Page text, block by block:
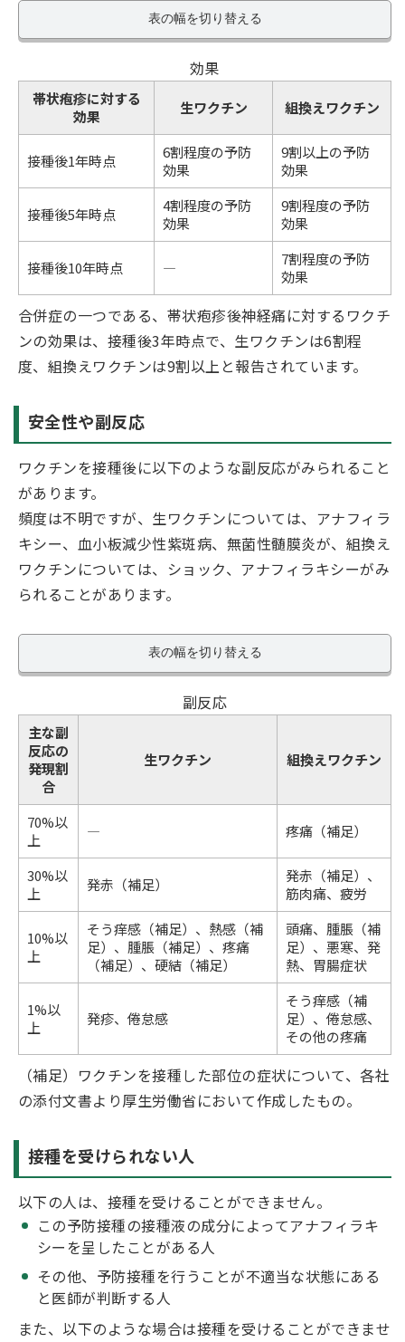
表の幅を切り替える
効果
帯状疱疹に対する
効果
生ワクチン 組換えワクチン
接種後1年時点
6割程度の予防
効果
9割以上の予防
効果
接種後5年時点
4割程度の予防
効果
9割程度の予防
効果
接種後10年時点 ―
7割程度の予防
効果
合併症の一つである、帯状疱疹後神経痛に対するワクチ
ンの効果は、接種後3年時点で、生ワクチンは6割程
度、組換えワクチンは9割以上と報告されています。
安全性や副反応
ワクチンを接種後に以下のような副反応がみられること
があります。
頻度は不明ですが、生ワクチンについては、アナフィラ
キシー、血小板減少性紫斑病、無菌性髄膜炎が、組換え
ワクチンについては、ショック、アナフィラキシーがみ
られることがあります。
表の幅を切り替える
副反応
主な副
反応の
発現割
合
生ワクチン 組換えワクチン
70%以
上
― 疼痛（補足）
30%以
上
発赤（補足）
発赤（補足）、
筋肉痛、疲労
10%以
上
そう痒感（補足）、熱感（補
足）、腫脹（補足）、疼痛
（補足）、硬結（補足）
頭痛、腫脹（補
足）、悪寒、発
熱、胃腸症状
1%以
上
発疹、倦怠感
そう痒感（補
足）、倦怠感、
その他の疼痛
（補足）ワクチンを接種した部位の症状について、各社
の添付文書より厚生労働省において作成したもの。
接種を受けられない人
以下の人は、接種を受けることができません。
この予防接種の接種液の成分によってアナフィラキ
シーを呈したことがある人
その他、予防接種を行うことが不適当な状態にある
と医師が判断する人
また、以下のような場合は接種を受けることができませ